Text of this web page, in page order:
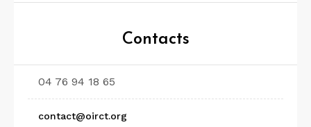
Contacts
04 76 94 18 65
contact@oirct.org